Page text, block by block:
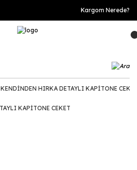
Kargom Nerede?
KENDİNDEN HIRKA DETAYLI KAPİTONE